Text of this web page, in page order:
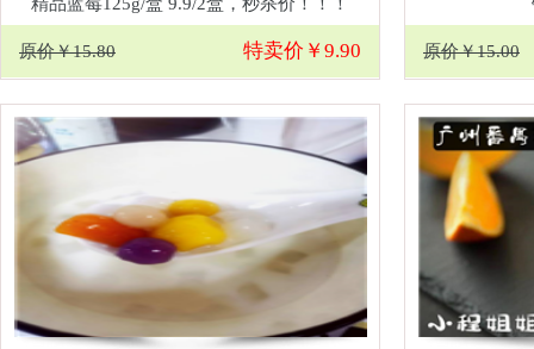
原价￥15.80 特卖价￥9.90 原价￥15.00